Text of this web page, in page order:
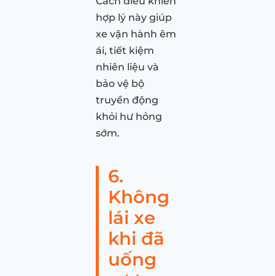
hợp lý này giúp
xe vận hành êm
ái, tiết kiệm
nhiên liệu và
bảo vệ bộ
truyền động
khỏi hư hỏng
sớm.
6.
Không
lái xe
khi đã
uống